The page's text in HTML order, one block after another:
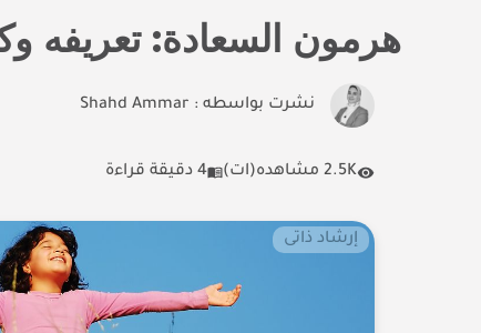
هرمون السعادة: تعريفه
نشرت بواسطه : Shahd Ammar
2.5K مشاهده(ات) 4 دقيقة قراءة
إرشاد ذاتى